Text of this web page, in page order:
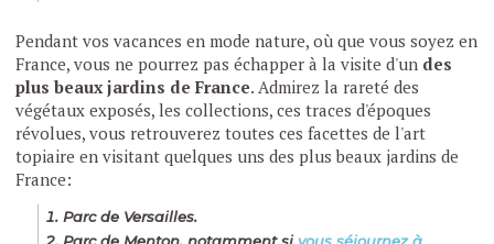
Pendant vos vacances en mode nature, où que vous soyez en
France, vous ne pourrez pas échapper à la visite d'un des
plus beaux jardins de France. Admirez la rareté des
végétaux exposés, les collections, ces traces d'époques
révolues, vous retrouverez toutes ces facettes de l'art
topiaire en visitant quelques uns des plus beaux jardins de
France:
Parc de Versailles.